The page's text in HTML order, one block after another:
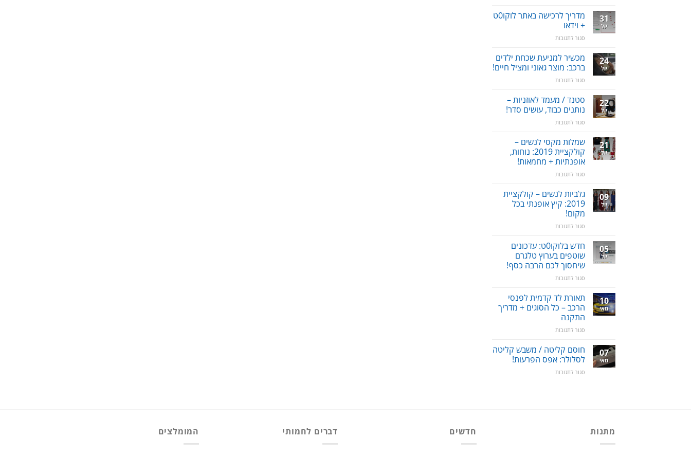
–
למניעת
דלקות
חניכיים
אפימדיום:
כל
שרציתם
פיתרון
טבעי
/
זיקפה
/
צמחים
31
יול
מדריך לרכישה באתר לוקו0ט
+ וידאו
סגור לתגובותעל
לרכישה
באתר
לוקו0ט
+
24
יול
מכשיר למניעת שכחת ילדים
ברכב: מוצר גאוני ומציל חיים!
סגור לתגובותעל
למניעת
שכחת
ילדים
ברכב:
גאוני
ומציל
חיים!
22
יול
סטנד / מעמד לאוזניות –
נותנים כבוד, עושים סדר!
סגור לתגובותעל
/
מעמד
לאוזניות
–
נותנים
עושים
סדר!
21
יול
שמלות מקסי לנשים –
קולקציית 2019: נוחות,
אופנתיות + מחמאות!
סגור לתגובותעל
מקסי
לנשים
–
אופנתיות
+
מחמאות!
09
יול
גלביות לנשים – קולקציית
2019: קיץ אופנתי בכל
מקום!
סגור לתגובותעל
לנשים
–
קולקציית
2019:
קיץ
בכל
מקום!
05
יול
חדש בלוקו0ט: עדכונים
שוטפים בערוץ טלגרם
שיחסוך לכם הרבה כסף!
סגור לתגובותעל
בלוקו0ט:
עדכונים
שוטפים
טלגרם
לכם
הרבה
כסף!
10
מאי
תאורת לד קדמית לפנסי
הרכב – כל הסוגים + מדריך
התקנה
סגור לתגובותעל
לד
קדמית
לפנסי
הרכב
07
מאי
חוסם קליטה / משבש קליטה
לסלולר: אפס הפרעות!
סגור לתגובותעל
מתנות חדשים דברים לחמותי המומלצים